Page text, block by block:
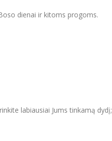
dienai ir kitoms progoms.
labiausiai Jums tinkamą dydį;